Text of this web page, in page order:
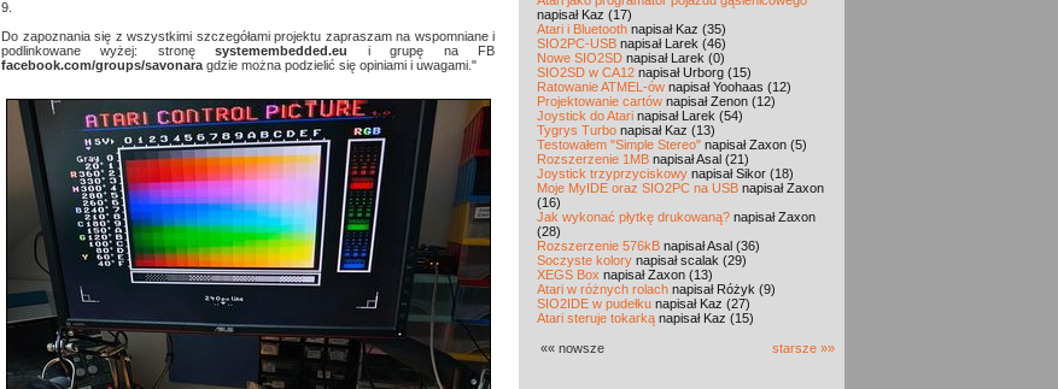
9.
Do zapoznania się z wszystkimi szczegółami projektu zapraszam na wspomniane i
podlinkowane wyżej: stronęsystemembedded.eu
i grupę na FB
facebook.com/groups/savonara gdzie można podzielić się opiniami i uwagami."
napisał Kaz (17)
Atari i Bluetooth napisał Kaz (35)
SIO2PC-USB napisał Larek (46)
Nowe SIO2SD napisał Larek (0)
SIO2SD w CA12 napisał Urborg (15)
Ratowanie ATMEL-ów napisał Yoohaas (12)
Projektowanie cartów napisał Zenon (12)
Joystick do Atari napisał Larek (54)
Tygrys Turbo napisał Kaz (13)
Testowałem "Simple Stereo" napisał Zaxon (5)
Rozszerzenie 1MB napisał Asal (21)
Joystick trzyprzyciskowy napisał Sikor (18)
Moje MyIDE oraz SIO2PC na USB napisał Zaxon
(16)
Jak wykonać płytkę drukowaną? napisał Zaxon
(28)
Rozszerzenie 576kB napisał Asal (36)
Soczyste kolory napisał scalak (29)
XEGS Box napisał Zaxon (13)
Atari w różnych rolach napisał Różyk (9)
SIO2IDE w pudełku napisał Kaz (27)
Atari steruje tokarką napisał Kaz (15)
«« nowsze starsze »»